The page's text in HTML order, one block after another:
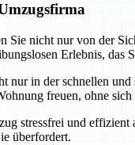
nicht nur von der
Erlebnis, das
in der schnellen
freuen, ohne
stressfrei und
überfordert.